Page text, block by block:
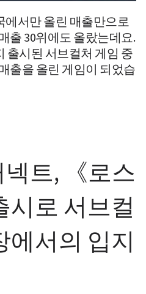
에서만 올린 매출만으로
출 30위에도 올랐는데요.
출시된 서브컬처 게임 중
출을 올린 게임이 되었습
트, 《로스
시로 서브컬
에서의 입지